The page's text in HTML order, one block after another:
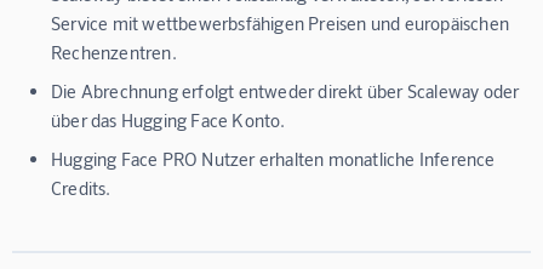
Service mit wettbewerbsfähigen Preisen und europäischen
Rechenzentren.
Die Abrechnung erfolgt entweder direkt über Scaleway oder
über das Hugging Face Konto.
Hugging Face PRO Nutzer erhalten monatliche Inference
Credits.